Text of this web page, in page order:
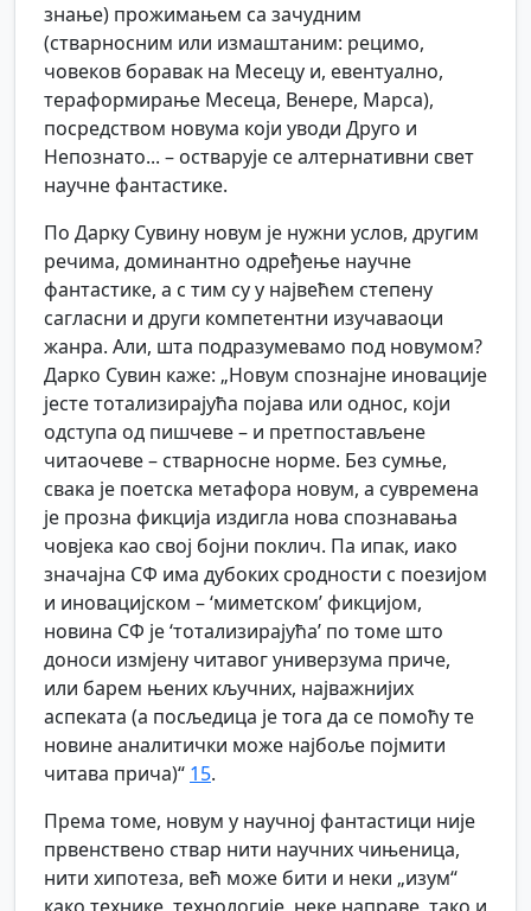
знање) прожимањем са зачудним
(стварносним или измаштаним: рецимо,
човеков боравак на Месецу и, евентуално,
тераформирање Месеца, Венере, Марса),
посредством новума који уводи Друго и
Непознато... – остварује се алтернативни свет
научне фантастике.
По Дарку Сувину новум је нужни услов, другим
речима, доминантно одређење научне
фантастике, а с тим су у највећем степену
сагласни и други компетентни изучаваоци
жанра. Али, шта подразумевамо под новумом?
Дарко Сувин каже: „Новум спознајне иновације
јесте тотализирајућа појава или однос, који
одступа од пишчеве – и претпостављене
читаочеве – стварносне норме. Без сумње,
свака је поетска метафора новум, а сувремена
је прозна фикција издигла нова спознавања
човјека као свој бојни поклич. Па ипак, иако
значајна СФ има дубоких сродности с поезијом
и иновацијском – ‘миметском’ фикцијом,
новина СФ је ‘тотализирајућа’ по томе што
доноси измјену читавог универзума приче,
или барем њених кључних, најважнијих
аспеката (а посљедица је тога да се помоћу те
новине аналитички може најбоље појмити
читава прича)“ 15.
Према томе, новум у научној фантастици није
првенствено ствар нити научних чињеница,
нити хипотеза, већ може бити и неки „изум“